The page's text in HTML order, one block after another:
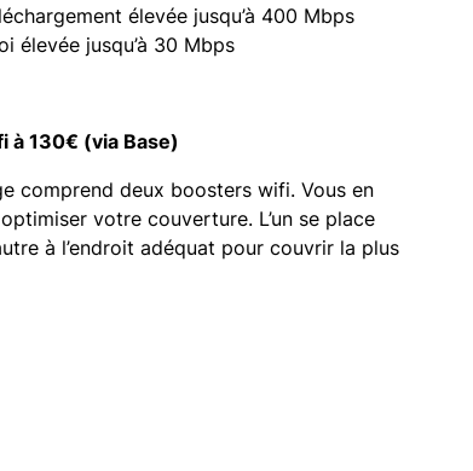
élevée jusqu’à 400 Mbps
élevée jusqu’à 30 Mbps
à 130€ (via Base)
comprend deux boosters wifi. Vous en
votre couverture. L’un se place
à l’endroit adéquat pour couvrir la plus